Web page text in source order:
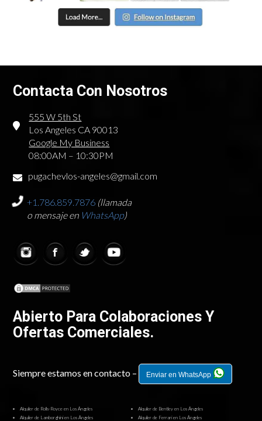
Contacta Con Nosotros
555 W 5th St
Los Angeles CA 90013
Google My Business
08:00AM – 10:30PM
pugachevlos-angeles@gmail.com
+1.786.859.7876 (llamada
o mensaje en WhatsApp)
Abierto Para Colaboraciones Y
Ofertas Comerciales.
Siempre estamos en contacto – Enviar en WhatsApp
Alquiler de Rolls-Royce en Los Ángeles
Alquiler de Bentley en Los Ángeles
Alquiler de Lamborghini en Los Ángeles
Alquiler de Ferrari en Los Ángeles